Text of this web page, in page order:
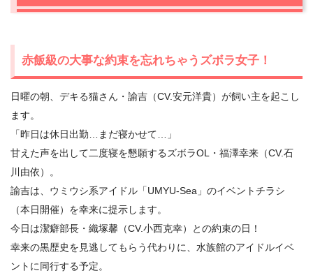
赤飯級の大事な約束を忘れちゃうズボラ女子！
日曜の朝、デキる猫さん・諭吉（CV.安元洋貴）が飼い主を起こし
ます。
「昨日は休日出勤…まだ寝かせて…」
甘えた声を出して二度寝を懇願するズボラOL・福澤幸来（CV.石
川由依）。
諭吉は、ウミウシ系アイドル「UMYU-Sea」のイベントチラシ
（本日開催）を幸来に提示します。
今日は潔癖部長・織塚馨（CV.小西克幸）との約束の日！
幸来の黒歴史を見逃してもらう代わりに、水族館のアイドルイベ
ントに同行する予定。